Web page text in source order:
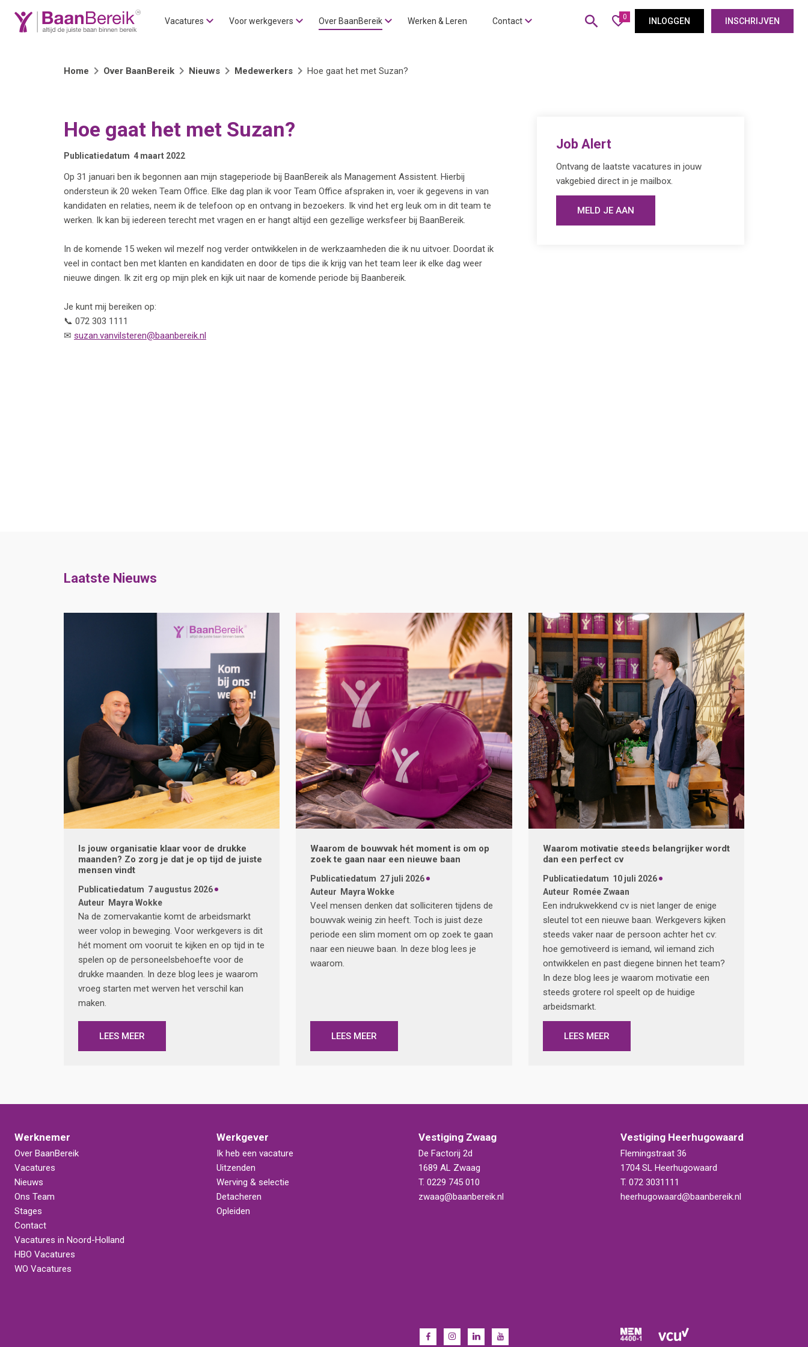
Vacatures Voor werkgevers Over BaanBereik Werken & Leren Contact 0 INLOGGEN INSCHRIJVEN
Home Over BaanBereik Nieuws Medewerkers Hoe gaat het met Suzan?
Hoe gaat het met Suzan?
Publicatiedatum 4 maart 2022
Op 31 januari ben ik begonnen aan mijn stageperiode bij BaanBereik als Management Assistent. Hierbij
ondersteun ik 20 weken Team Office. Elke dag plan ik voor Team Office afspraken in, voer ik gegevens in van
kandidaten en relaties, neem ik de telefoon op en ontvang in bezoekers. Ik vind het erg leuk om in dit team te
werken. Ik kan bij iedereen terecht met vragen en er hangt altijd een gezellige werksfeer bij BaanBereik.
In de komende 15 weken wil mezelf nog verder ontwikkelen in de werkzaamheden die ik nu uitvoer. Doordat ik
veel in contact ben met klanten en kandidaten en door de tips die ik krijg van het team leer ik elke dag weer
nieuwe dingen. Ik zit erg op mijn plek en kijk uit naar de komende periode bij Baanbereik.
Je kunt mij bereiken op:
📞 072 303 1111
✉ suzan.vanvilsteren@baanbereik.nl
Job Alert
Ontvang de laatste vacatures in jouw
vakgebied direct in je mailbox.
MELD JE AAN
Laatste Nieuws
Is jouw organisatie klaar voor de drukke
maanden? Zo zorg je dat je op tijd de juiste
mensen vindt
Publicatiedatum 7 augustus 2026
Auteur
Mayra Wokke
Na de zomervakantie komt de arbeidsmarkt
weer volop in beweging. Voor werkgevers is dit
hét moment om vooruit te kijken en op tijd in te
spelen op de personeelsbehoefte voor de
drukke maanden. In deze blog lees je waarom
vroeg starten met werven het verschil kan
maken.
LEES MEER
Waarom de bouwvak hét moment is om op
zoek te gaan naar een nieuwe baan
Publicatiedatum 27 juli 2026
Auteur
Mayra Wokke
Veel mensen denken dat solliciteren tijdens de
bouwvak weinig zin heeft. Toch is juist deze
periode een slim moment om op zoek te gaan
naar een nieuwe baan. In deze blog lees je
waarom.
LEES MEER
Waarom motivatie steeds belangrijker wordt
dan een perfect cv
Publicatiedatum 10 juli 2026
Auteur
Romée Zwaan
Een indrukwekkend cv is niet langer de enige
sleutel tot een nieuwe baan. Werkgevers kijken
steeds vaker naar de persoon achter het cv:
hoe gemotiveerd is iemand, wil iemand zich
ontwikkelen en past diegene binnen het team?
In deze blog lees je waarom motivatie een
steeds grotere rol speelt op de huidige
arbeidsmarkt.
LEES MEER
Werknemer
Over BaanBereik
Vacatures
Nieuws
Ons Team
Stages
Contact
Vacatures in Noord-Holland
HBO Vacatures
WO Vacatures
Werkgever
Ik heb een vacature
Uitzenden
Werving & selectie
Detacheren
Opleiden
Vestiging Zwaag
De Factorij 2d
1689 AL Zwaag
T. 0229 745 010
zwaag@baanbereik.nl
Vestiging Heerhugowaard
Flemingstraat 36
1704 SL Heerhugowaard
T. 072 3031111
heerhugowaard@baanbereik.nl